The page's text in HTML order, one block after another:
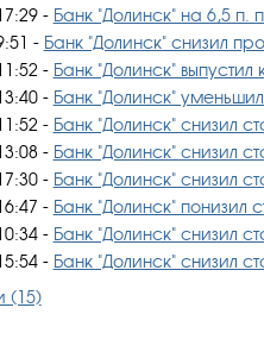
- Банк "Долинск" на 6,5 п.
- Банк "Долинск" снизил
- Банк "Долинск" выпустил
- Банк "Долинск"
- Банк "Долинск" снизил
- Банк "Долинск" снизил
- Банк "Долинск" снизил
- Банк "Долинск" понизил
- Банк "Долинск" снизил
- Банк "Долинск" снизил
(15)